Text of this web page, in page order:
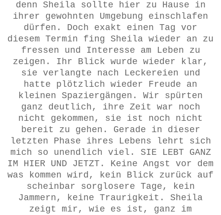
denn Sheila sollte hier zu Hause in
ihrer gewohnten Umgebung einschlafen
dürfen. Doch exakt einen Tag vor
diesem Termin fing Sheila wieder an zu
fressen und Interesse am Leben zu
zeigen. Ihr Blick wurde wieder klar,
sie verlangte nach Leckereien und
hatte plötzlich wieder Freude an
kleinen Spaziergängen. Wir spürten
ganz deutlich, ihre Zeit war noch
nicht gekommen, sie ist noch nicht
bereit zu gehen. Gerade in dieser
letzten Phase ihres Lebens lehrt sich
mich so unendlich viel. SIE LEBT GANZ
IM HIER UND JETZT. Keine Angst vor dem
was kommen wird, kein Blick zurück auf
scheinbar sorglosere Tage, kein
Jammern, keine Traurigkeit. Sheila
zeigt mir, wie es ist, ganz im